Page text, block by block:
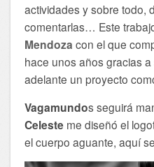
actividades y sobre todo,
comentarlas… Este
Mendoza con el que
hace unos años gracias
adelante un proyecto
Vagamundos seguirá
Celeste me diseñó el
el cuerpo aguante, aquí